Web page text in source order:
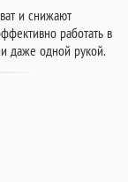
и снижают
работать в
даже одной рукой.